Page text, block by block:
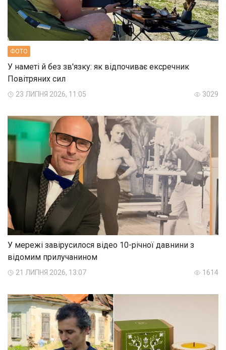
ФОТО
У наметі й без зв'язку: як відпочиває ексречник
Повітряних сил
23 ЛИПНЯ 2026, 11:05 3029
У мережі завірусилося відео 10-річної давнини з
відомим прилучанином
21 ЛИПНЯ 2026, 13:07 1614